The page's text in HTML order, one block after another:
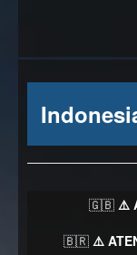
🇬🇧 ⚠️
🇧🇷 ⚠️